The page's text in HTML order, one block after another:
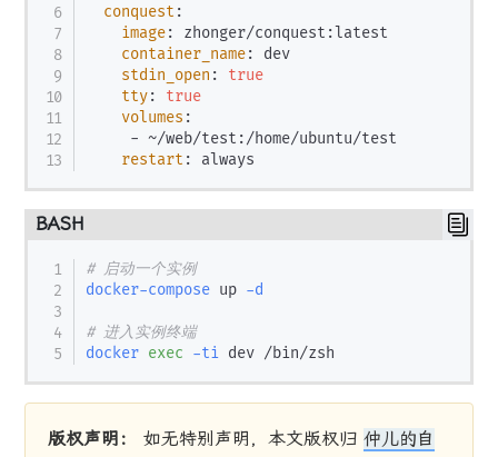
conquest :
image: zhonger/conquest :latest
container_name:
dev
stdin_open :
true
tty:
true
volumes :
- ~/web/test :/home/ubuntu/test
restart :
BASH
# 启动一个实例
docker-compose up -d
# 进入实例终端
docker exec -ti
版权声明： 如无特别声明，本文版权归仲儿的自